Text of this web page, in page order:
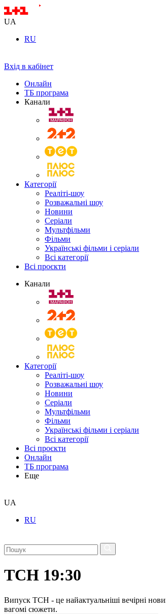
UA
RU
Вхід в кабінет
Онлайн
ТБ програма
Канали
Категорії
Реаліті-шоу
Розважальні шоу
Новини
Серіали
Мультфільми
Фільми
Українські фільми і серіали
Всі категорії
Всі проєкти
Канали
Категорії
Реаліті-шоу
Розважальні шоу
Новини
Серіали
Мультфільми
Фільми
Українські фільми і серіали
Всі категорії
Всі проєкти
Онлайн
ТБ програма
Еще
UA
RU
ТСН 19:30
Випуск ТСН - це найактуальніші вечірні
вагомі сюжети.